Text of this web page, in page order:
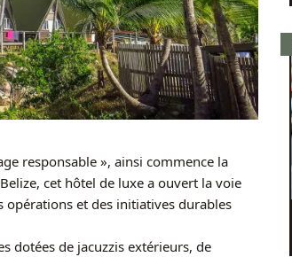
responsable », ainsi commence la
cet hôtel de luxe a ouvert la voie
et des initiatives durables
dotées de jacuzzis extérieurs, de